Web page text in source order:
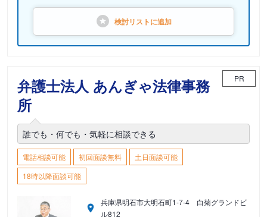
検討リストに追加
弁護士法人 あんぎゃ法律事務
所
PR
誰でも・何でも・気軽に相談できる
電話相談可能 初回面談無料
土日面談可能
18時以降面談可能
兵庫県明石市大明石町1-7-4 白菊グランドビ
ル812